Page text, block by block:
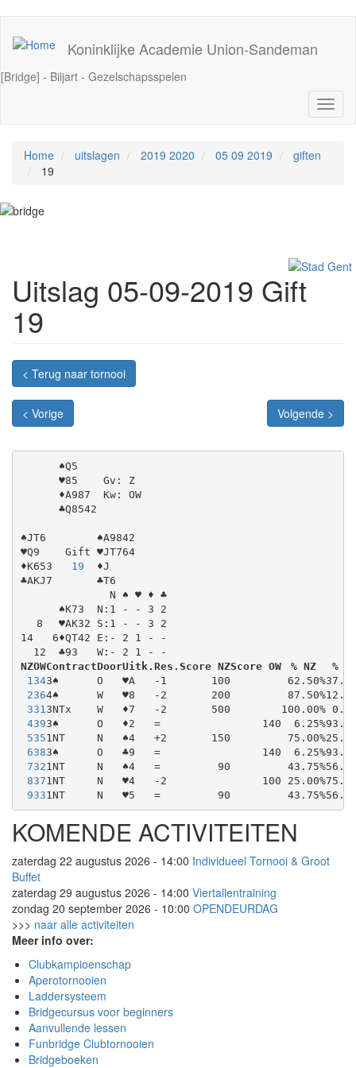
de
inhoud
Koninklijke Academie Union‑Sandeman
[Bridge] - Biljart - Gezelschapsspelen
Home uitslagen 2019 2020 05 09 2019
giften
19
Uitslag 05-09-2019 Gift
19
< Terug naar tornooi
< Vorige Volgende >
♠Q5
♥85
Gv: Z
♦A987
Kw: OW
♣Q8542
♠JT6
♠A9842
♥Q9
Gift ♥JT764
♦K653
19
♦J
♣AKJ7
♣T6
N ♠ ♥ ♦ ♣
♠K73
N:1 - - 3 2
8
♥AK32
S:1 - - 3 2
14   6♦QT42
E:- 2 1 - -
12
♣93
W:- 2 1 - -
NZOWContractDoorUitk. Res. Score NZScore OW % NZ
%
1 343♠ O ♥A -1 100 62.50%
2364♠ W ♥8 -2 200 87.50%
331 3NTx W ♦7 -2 500 100.00%
4393♠ O ♦2 = 140 6.25%
5351NT N ♠4 +2 150 75.00%
6383♠ O ♣9 = 140 6.25%
7321NT N ♠4 = 90 43.75%
8371NT N ♥4 -2 100 25.00%
9331NT N ♥5 = 90 43.75%
KOMENDE ACTIVITEITEN
zaterdag 22 augustus 2026 - 14:00 Individueel Tornooi & Groot
Buffet
zaterdag 29 augustus 2026 - 14:00 Viertallentraining
zondag 20 september 2026 - 10:00 OPENDEURDAG
>>> naar alle activiteiten
Meer info over:
Clubkampioenschap
Aperotornooien
Laddersysteem
Bridgecursus voor beginners
Aanvullende lessen
Funbridge Clubtornooien
Bridgeboeken